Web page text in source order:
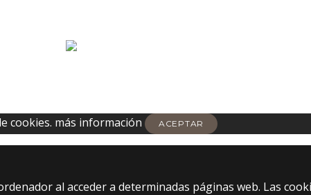
cookies. más información ACEPTAR
al acceder a determinadas páginas web. Las